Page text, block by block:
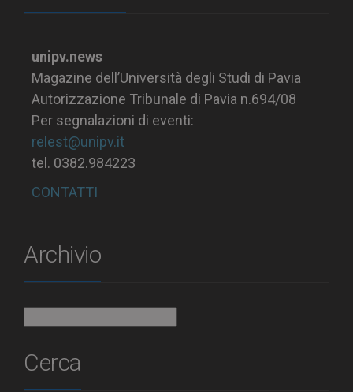
unipv.news
Magazine dell’Università degli Studi di Pavia
Autorizzazione Tribunale di Pavia n.694/08
Per segnalazioni di eventi:
relest@unipv.it
tel. 0382.984223
CONTATTI
Archivio
Cerca